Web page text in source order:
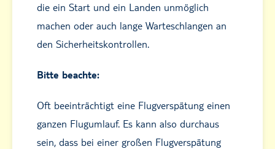
die ein Start und ein Landen unmöglich
machen oder auch lange Warteschlangen an
den Sicherheitskontrollen.
Bitte beachte:
Oft beeinträchtigt eine Flugverspätung einen
ganzen Flugumlauf. Es kann also durchaus
sein, dass bei einer großen Flugverspätung